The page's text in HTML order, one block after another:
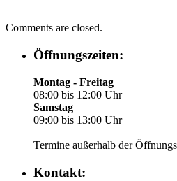
Comments are closed.
Öffnungszeiten:
Montag - Freitag
08:00 bis 12:00 Uhr
Samstag
09:00 bis 13:00 Uhr
Termine außerhalb der
Kontakt: